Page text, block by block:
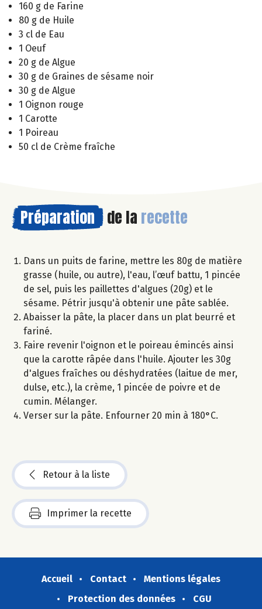
160 g de Farine
80 g de Huile
3 cl de Eau
1 Oeuf
20 g de Algue
30 g de Graines de sésame noir
30 g de Algue
1 Oignon rouge
1 Carotte
1 Poireau
50 cl de Crème fraîche
Préparation de la recette
Dans un puits de farine, mettre les 80g de matière
grasse (huile, ou autre), l'eau, l’œuf battu, 1 pincée
de sel, puis les paillettes d'algues (20g) et le
sésame. Pétrir jusqu'à obtenir une pâte sablée.
Abaisser la pâte, la placer dans un plat beurré et
fariné.
Faire revenir l'oignon et le poireau émincés ainsi
que la carotte râpée dans l'huile. Ajouter les 30g
d'algues fraîches ou déshydratées (laitue de mer,
dulse, etc.), la crème, 1 pincée de poivre et de
cumin. Mélanger.
Verser sur la pâte. Enfourner 20 min à 180°C.
Retour à la liste
Imprimer la recette
Accueil Contact
Mentions légales
Protection des données
CGU